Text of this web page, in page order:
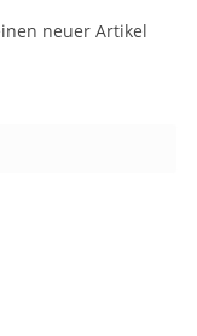
neuer Artikel